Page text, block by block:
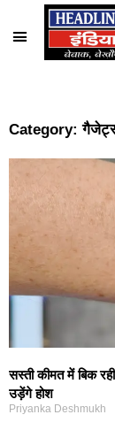
Category:
सस्ती कीमत में बिक
उड़ेंगे होश
Priyanka Deshmukh